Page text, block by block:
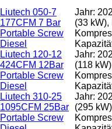
Liutech 050-7
177CFM 7 Bar
Portable Screw
Diesel
Jahr:
(33 kW),
Liutech 120-12
424CFM 12Bar
Portable Screw
Diesel
Jahr:
(118
Liutech 310-25
1095CFM 25Bar
Portable Screw
Jahr:
(295